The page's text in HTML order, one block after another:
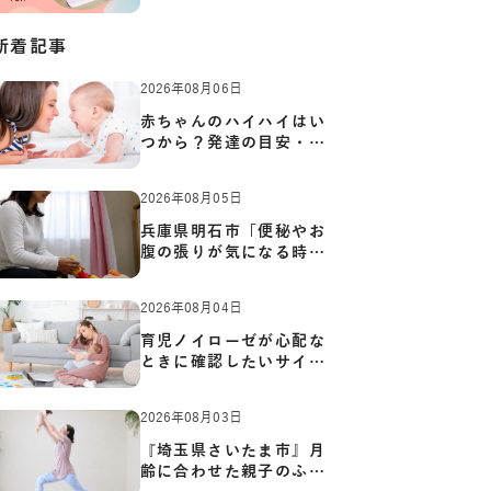
からカ…
着記事
2026年08月06日
赤ちゃんのハイハイはい
つから？発達の目安・練
習方…
2026年08月05日
兵庫県明石市「便秘やお
腹の張りが気になる時に
知っ…
2026年08月04日
育児ノイローゼが心配な
ときに確認したいサイン
と心…
2026年08月03日
『埼玉県さいたま市』月
齢に合わせた親子のふれ